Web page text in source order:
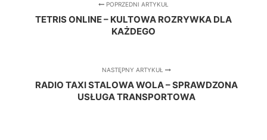
POPRZEDNI ARTYKUŁ
TETRIS ONLINE – KULTOWA ROZRYWKA DLA
KAŻDEGO
NASTĘPNY ARTYKUŁ
RADIO TAXI STALOWA WOLA – SPRAWDZONA
USŁUGA TRANSPORTOWA